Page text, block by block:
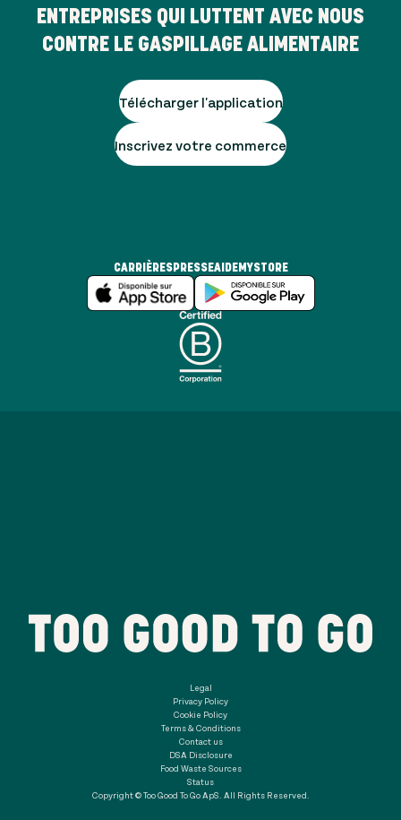
ENTREPRISES QUI LUTTENT AVEC NOUS
CONTRE LE GASPILLAGE ALIMENTAIRE
Télécharger l'application
Inscrivez votre commerce
CARRIÈRESPRESSEAIDEMYSTORE
Legal
Privacy Policy
Cookie Policy
Terms & Conditions
Contact us
DSA Disclosure
Food Waste Sources
Status
Copyright © Too Good To Go ApS. All Rights Reserved.